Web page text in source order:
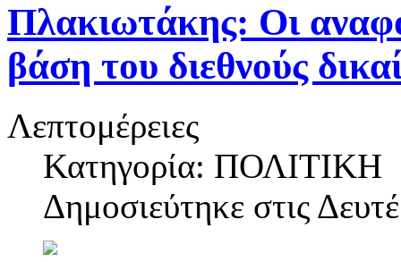
Πλακιωτάκης: Οι
βάση του διεθνούς
Λεπτομέρειες
Κατηγορία: ΠΟΛΙΤΙΚΗ
Δημοσιεύτηκε στις